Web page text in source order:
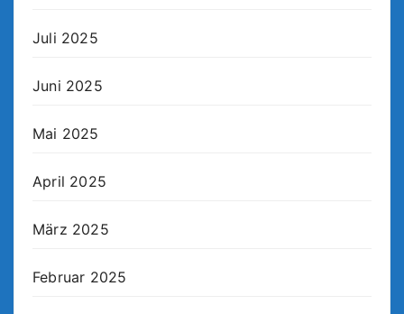
Juli 2025
Juni 2025
Mai 2025
April 2025
März 2025
Februar 2025